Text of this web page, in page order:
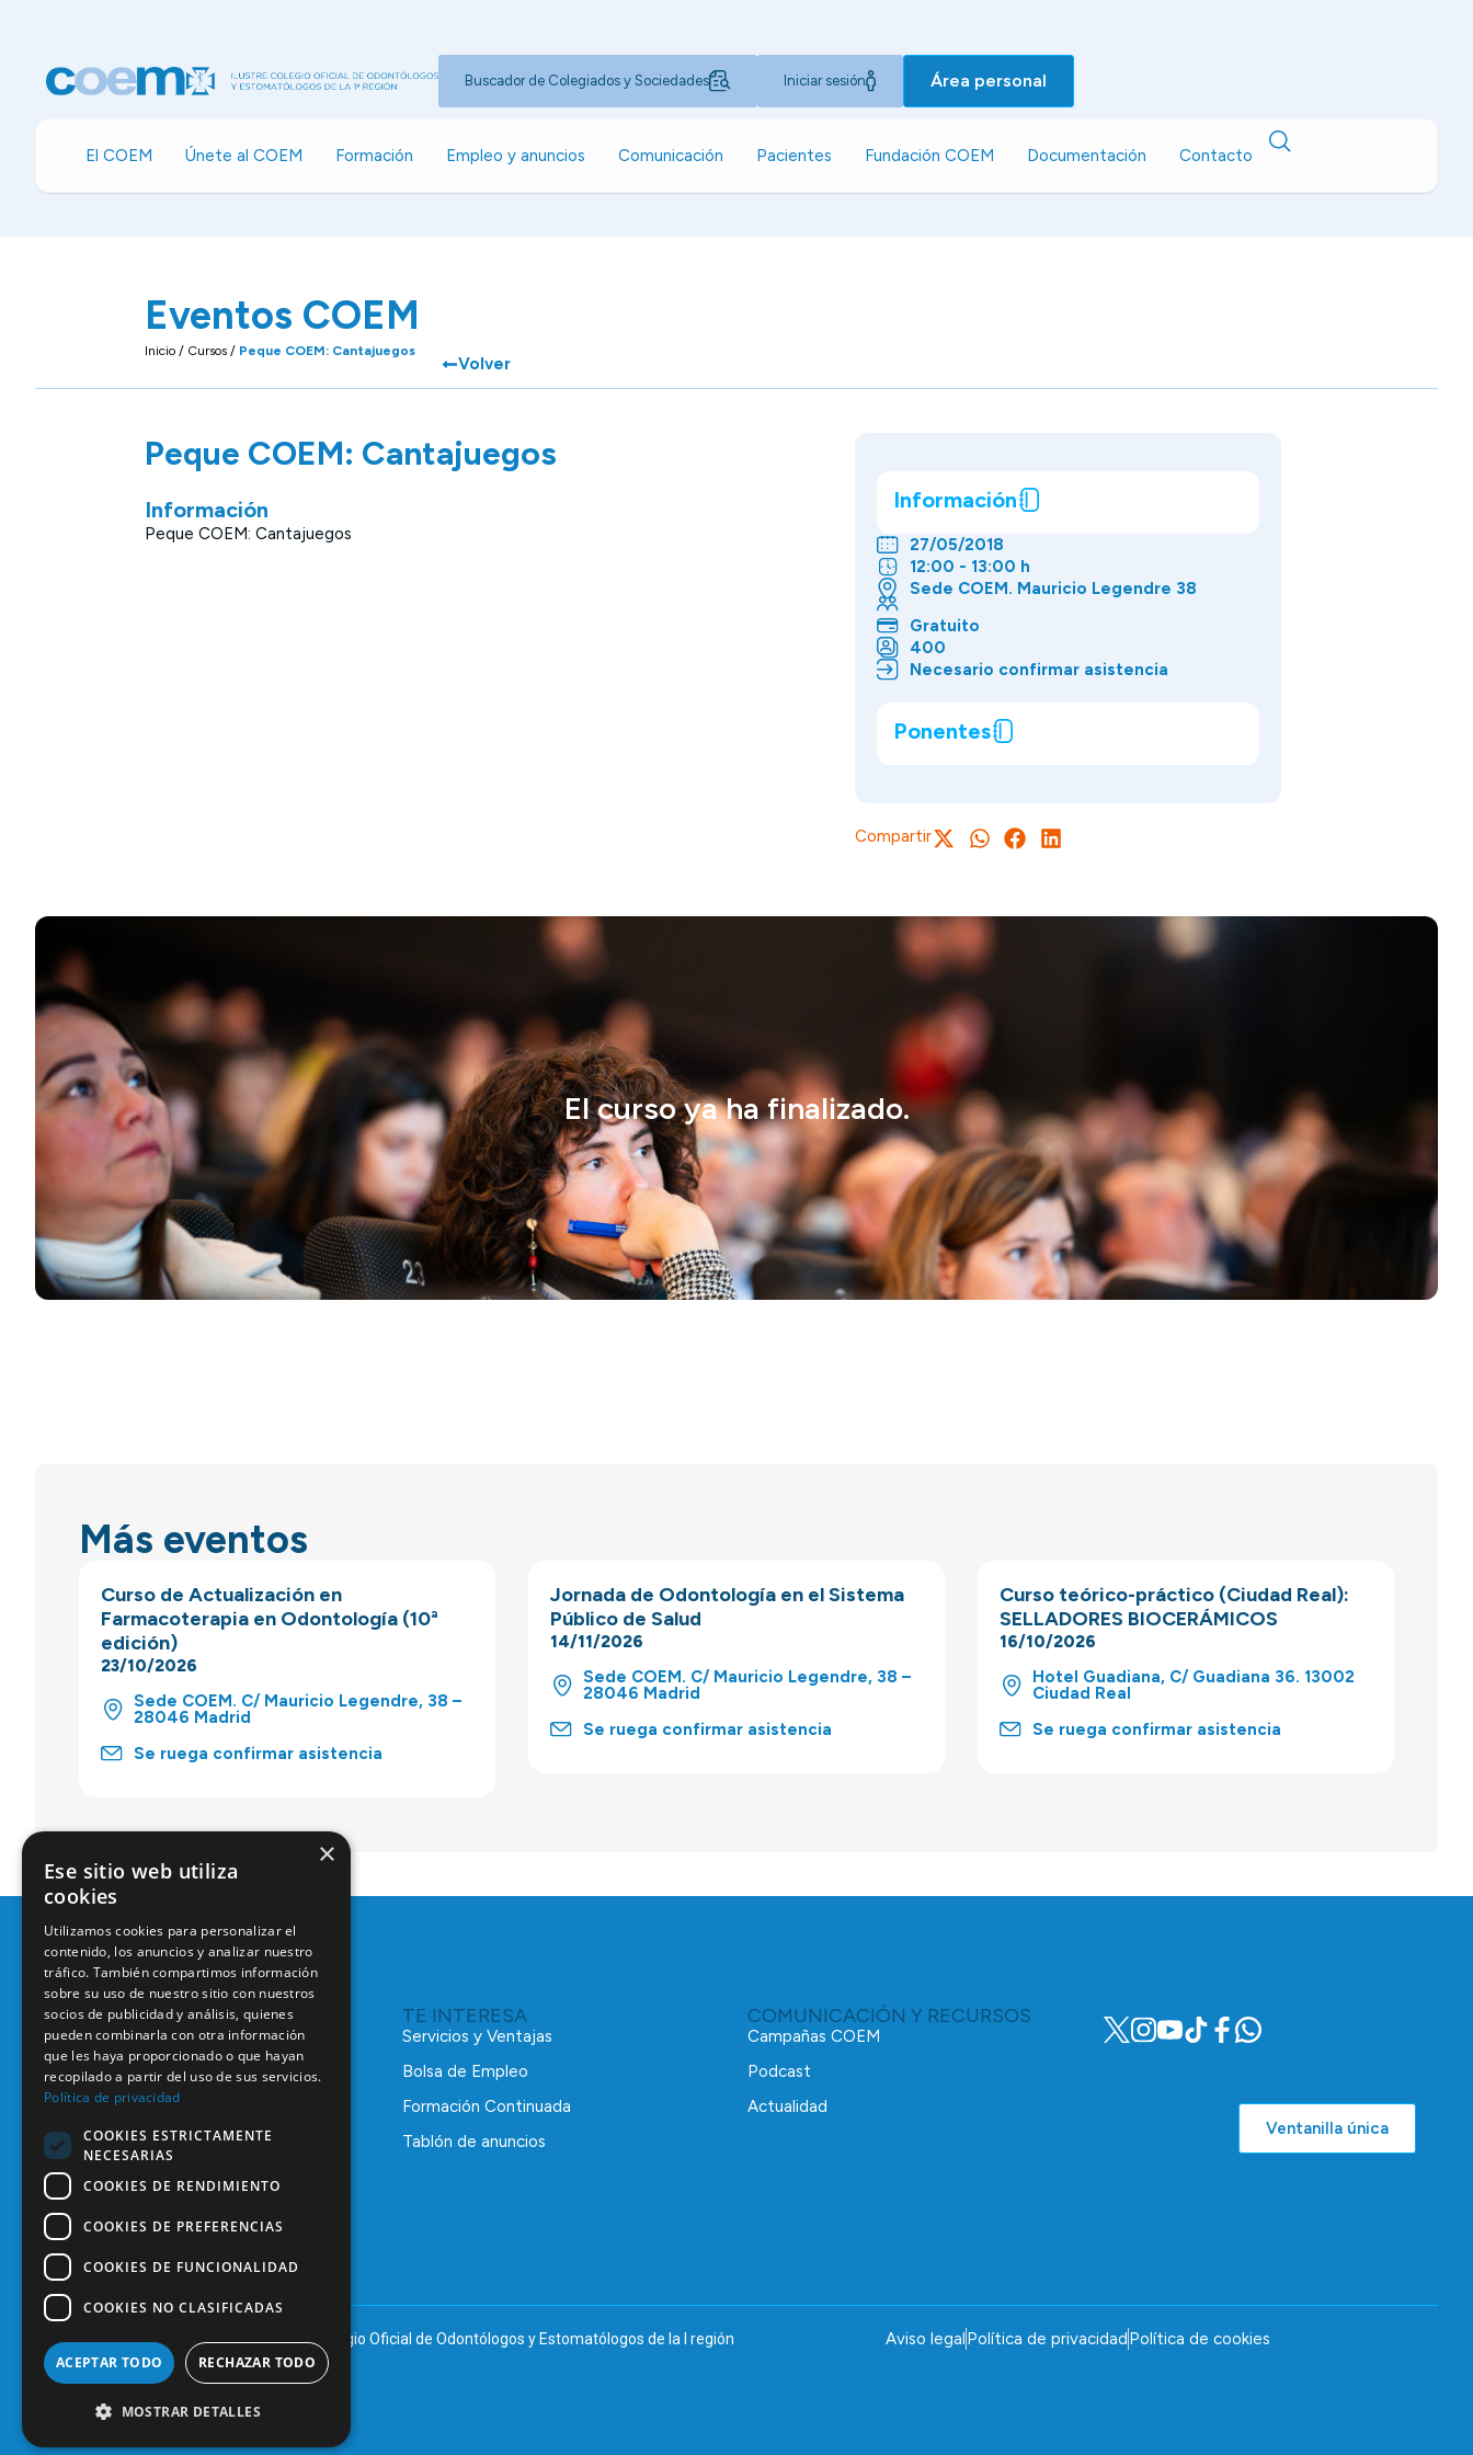
Buscador de Colegiados y Sociedades Iniciar sesión Área personal
El COEM Únete al COEM Formación Empleo y anuncios Comunicación Pacientes Fundación COEM Documentación Contacto
Eventos COEM
Inicio / Cursos / Peque COEM: Cantajuegos
Volver
Peque COEM: Cantajuegos
Información
Peque COEM: Cantajuegos
Información
27/05/2018
12:00 - 13:00 h
Sede COEM. Mauricio Legendre 38
Gratuito
400
Necesario confirmar asistencia
Ponentes
Compartir
El curso ya ha finalizado.
Más eventos
Curso de Actualización en
Farmacoterapia en Odontología (10ª
edición)
23/10/2026
Sede COEM. C/ Mauricio Legendre, 38 –
28046 Madrid
Se ruega confirmar asistencia
Jornada de Odontología en el Sistema
Público de Salud
14/11/2026
Sede COEM. C/ Mauricio Legendre, 38 –
28046 Madrid
Se ruega confirmar asistencia
Curso teórico-práctico (Ciudad Real):
SELLADORES BIOCERÁMICOS
16/10/2026
Hotel Guadiana, C/ Guadiana 36. 13002
Ciudad Real
Se ruega confirmar asistencia
C/ Mauricio Legendre, 38
28046 Madrid
91 561 29 05
informacion@coem.org.es
TE INTERESA
Servicios y Ventajas
Bolsa de Empleo
Formación Continuada
Tablón de anuncios
COMUNICACIÓN Y RECURSOS
Campañas COEM
Podcast
Actualidad
Ventanilla única
© 2025 – COEM – Colegio Oficial de Odontólogos y Estomatólogos de la I región Aviso legalPolítica de privacidadPolítica de cookies
×
Ese sitio web utiliza
cookies
Utilizamos cookies para personalizar el
contenido, los anuncios y analizar nuestro
tráfico. También compartimos información
sobre su uso de nuestro sitio con nuestros
socios de publicidad y análisis, quienes
pueden combinarla con otra información
que les haya proporcionado o que hayan
recopilado a partir del uso de sus servicios.
Política de privacidad
COOKIES ESTRICTAMENTE
NECESARIAS
COOKIES DE RENDIMIENTO
COOKIES DE PREFERENCIAS
COOKIES DE FUNCIONALIDAD
COOKIES NO CLASIFICADAS
ACEPTAR TODO RECHAZAR TODO
MOSTRAR DETALLES